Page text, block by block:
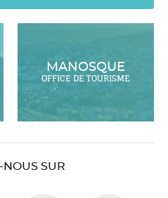
MANOSQUE
OFFICE DE TOURISME
NOUS SUR